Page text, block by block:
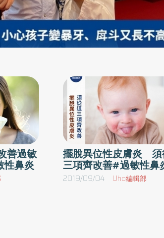
善過敏
性鼻炎
擺脫異位性皮膚炎 須
三項齊改善#過敏性鼻
2019/09/04 Uho編輯部